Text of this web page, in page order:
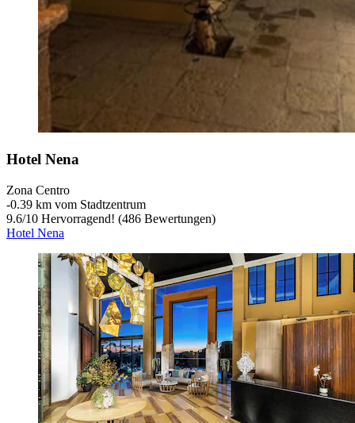
Hotel Nena
Zona Centro
‐0.39 km vom Stadtzentrum
9.6/10 Hervorragend! (486 Bewertungen)
Hotel Nena